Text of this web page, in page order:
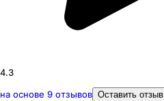
4.3
на основе 9 отзывов Оставить отзыв